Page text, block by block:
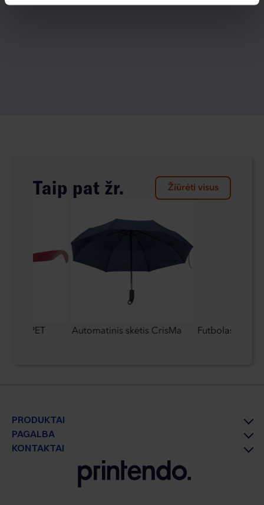
Taip pat žr. Žiūrėti visus
rPET Automatinis skėtis CrisMa Futbolas
PRODUKTAI
PAGALBA
KONTAKTAI